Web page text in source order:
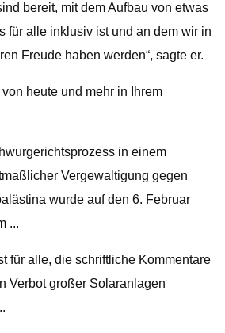
bereit, mit dem Aufbau von etwas
für alle inklusiv ist und an dem wir in
Freude haben werden“, sagte er.
heute und mehr in Ihrem
in einem
Vergewaltigung gegen
wurde auf den 6. Februar
...
für alle, die schriftliche Kommentare
Verbot großer Solaranlagen